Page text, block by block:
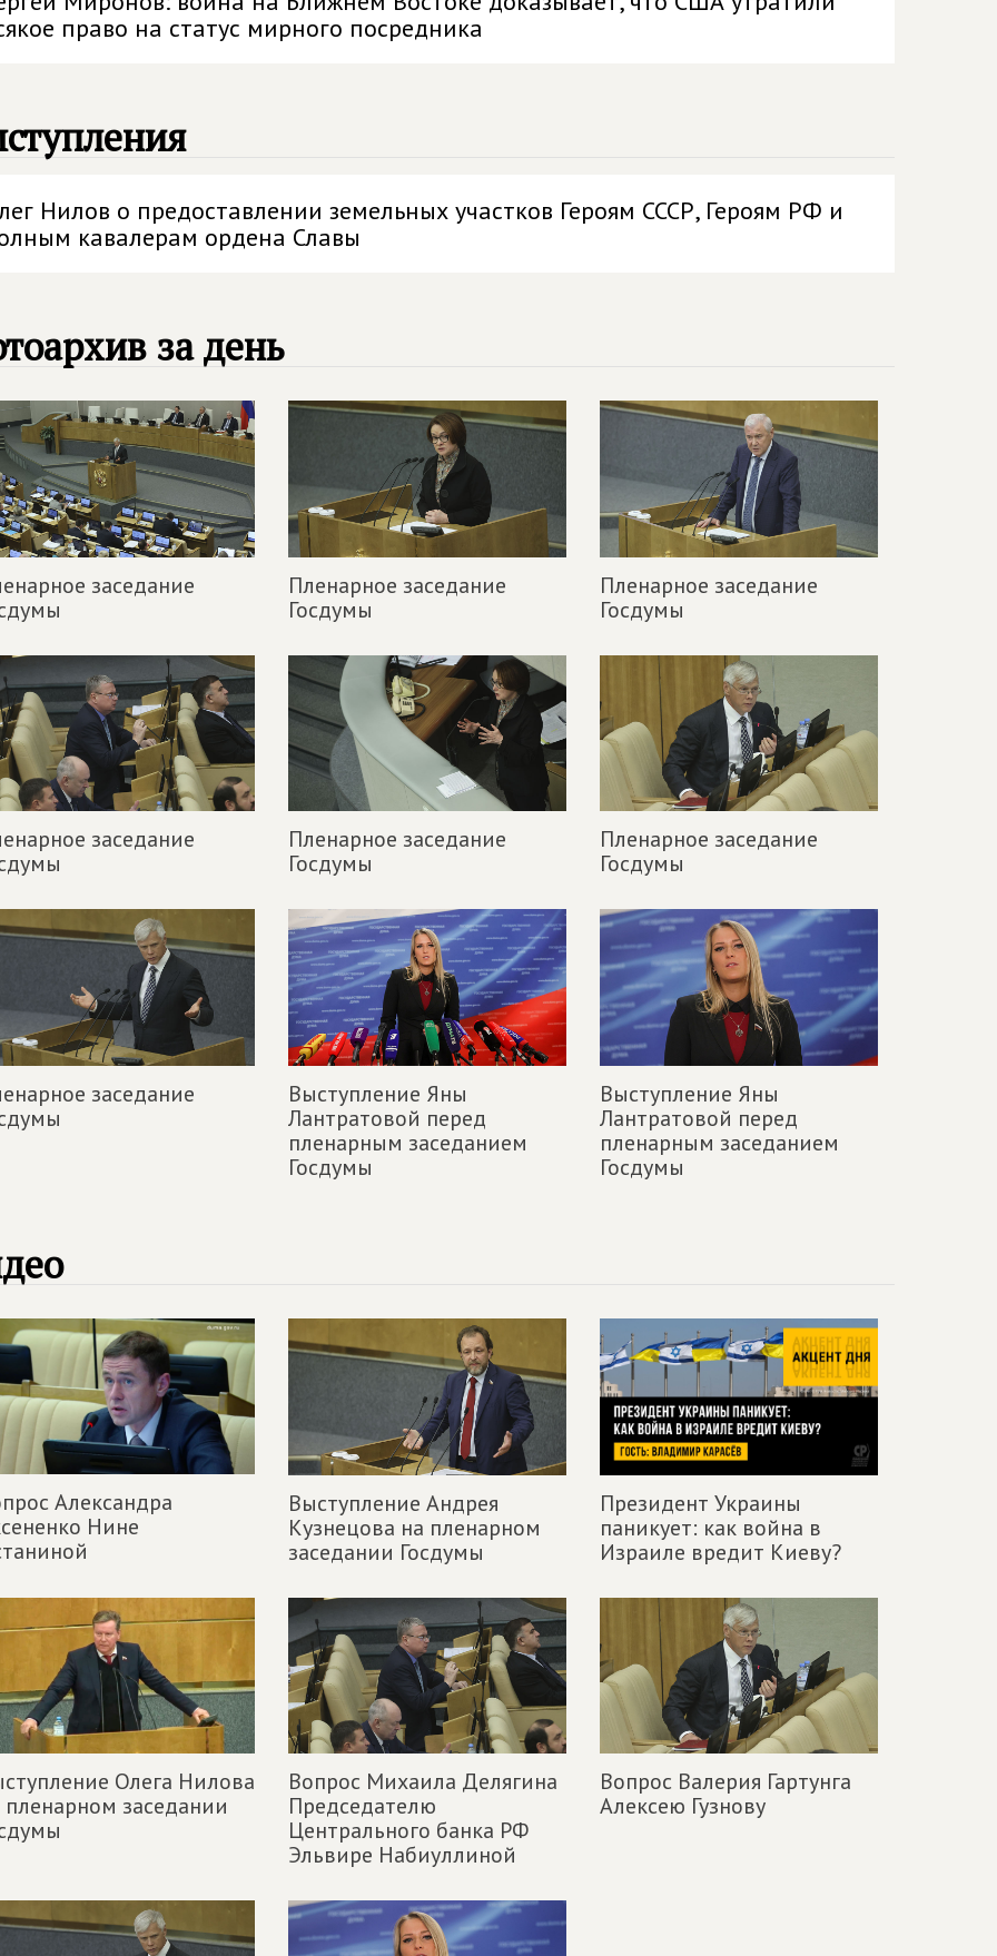
право на статус мирного посредника
Нилов о предоставлении земельных участков Героям СССР, Героям РФ и
кавалерам ордена Славы
за день
заседание
Пленарное заседание
Госдумы
Пленарное заседание
Госдумы
заседание
Пленарное заседание
Госдумы
Пленарное заседание
Госдумы
заседание
Выступление Яны
Лантратовой перед
пленарным заседанием
Госдумы
Выступление Яны
Лантратовой перед
пленарным заседанием
Госдумы
Александра
Нине
Выступление Андрея
Кузнецова на пленарном
заседании Госдумы
Президент Украины
паникует: как война в
Израиле вредит Киеву?
Олега Нилова
пленарном заседании
Вопрос Михаила Делягина
Председателю
Центрального банка РФ
Эльвире Набиуллиной
Вопрос Валерия Гартунга
Алексею Гузнову